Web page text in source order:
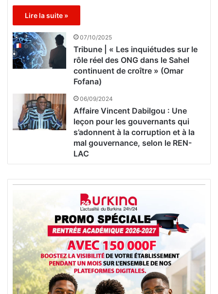
Lire la suite »
07/10/2025
Tribune | « Les inquiétudes sur le
rôle réel des ONG dans le Sahel
continuent de croître » (Omar
Fofana)
06/09/2024
Affaire Vincent Dabilgou : Une
leçon pour les gouvernants qui
s’adonnent à la corruption et à la
mal gouvernance, selon le REN-
LAC